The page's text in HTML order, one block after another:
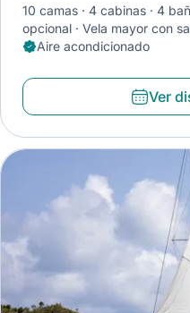
10 camas 4 cabinas 4
opcional
Vela mayor con
Aire acondicionado
Ver